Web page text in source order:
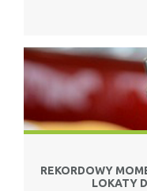
REKORDOWY
LOKATY